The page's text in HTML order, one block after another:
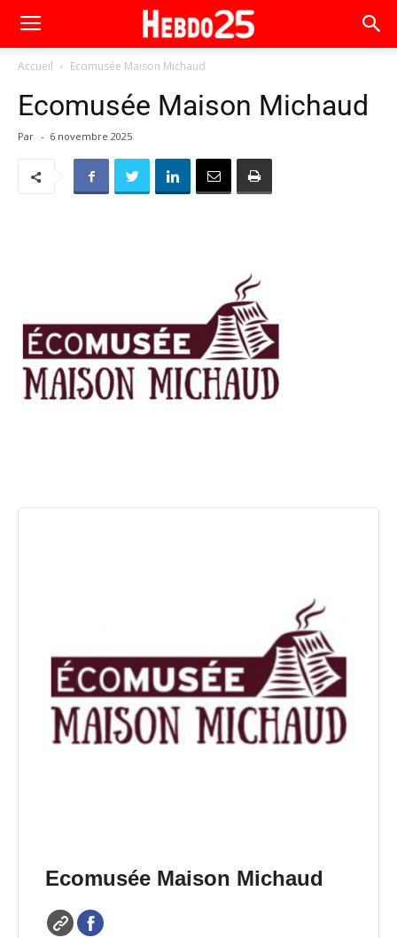
Accueil Ecomusée Maison Michaud
Ecomusée Maison Michaud
Par - 6 novembre 2025
Ecomusée Maison Michaud